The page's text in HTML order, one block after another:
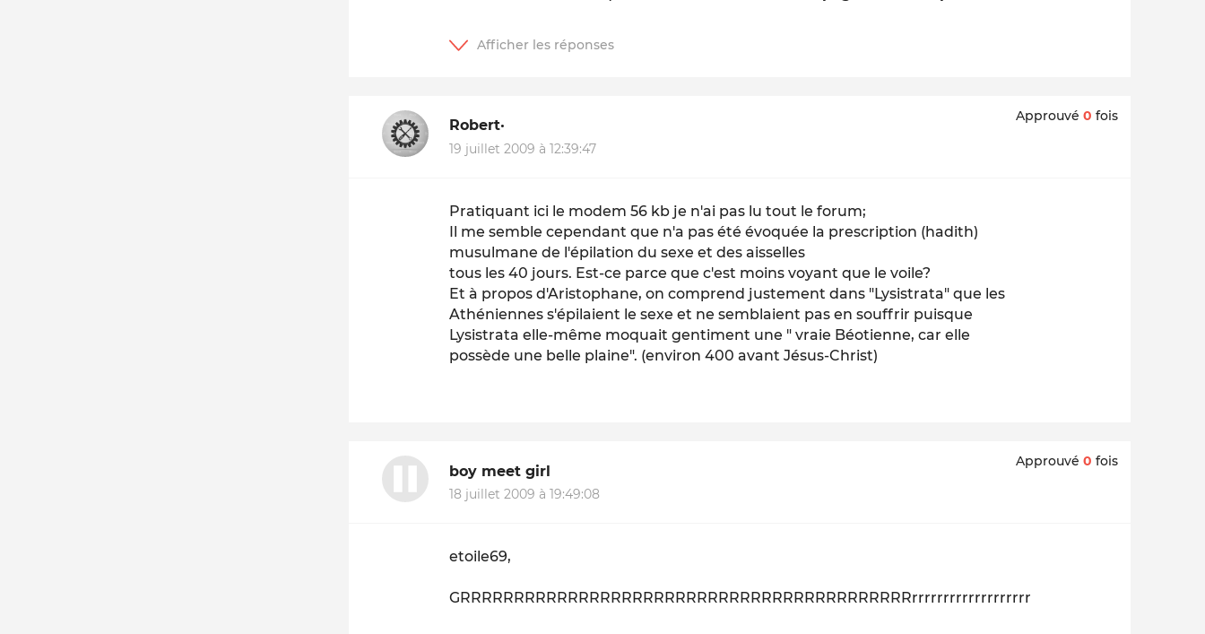
Robert·
19 juillet 2009 à 12:39:47
Approuvé 0 fois
Pratiquant ici le modem 56 kb je n'ai pas lu tout le forum;
Il me semble cependant que n'a pas été évoquée la prescription (hadith)
musulmane de l'épilation du sexe et des aisselles
tous les 40 jours. Est-ce parce que c'est moins voyant que le voile?
Et à propos d'Aristophane, on comprend justement dans "Lysistrata" que les
Athéniennes s'épilaient le sexe et ne semblaient pas en souffrir puisque
Lysistrata elle-même moquait gentiment une " vraie Béotienne, car elle
possède une belle plaine". (environ 400 avant Jésus-Christ)
boy meet girl
18 juillet 2009 à 19:49:08
Approuvé 0 fois
etoile69,
GRRRRRRRRRRRRRRRRRRRRRRRRRRRRRRRRRRRRRRRRRRrrrrrrrrrrrrrrrrrrrr